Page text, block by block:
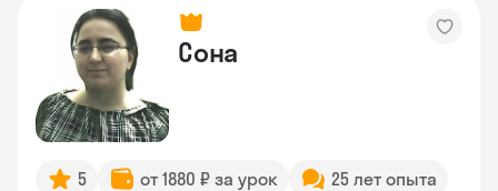
Сона
5 от 1880 ₽ за урок
25 лет опыта